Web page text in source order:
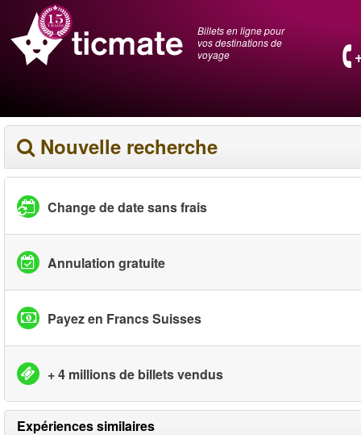
Billets en ligne pour
vos destinations de
voyage
Nouvelle recherche
Change de date sans frais
Annulation gratuite
Payez en Francs Suisses
+ 4 millions de billets vendus
Expériences similaires